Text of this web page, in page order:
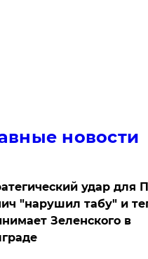
новости
удар для
"нарушил табу" и
Зеленского в